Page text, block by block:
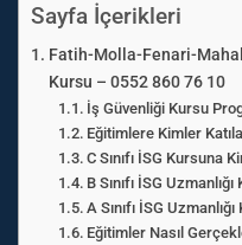
Sayfa İçerikleri
Fatih-Molla-Fenari-
Kursu – 0552 860 76 10
İş Güvenliği Kursu
Eğitimlere Kimler
C Sınıfı İSG Kursuna
B Sınıfı İSG
A Sınıfı İSG
Eğitimler Nasıl